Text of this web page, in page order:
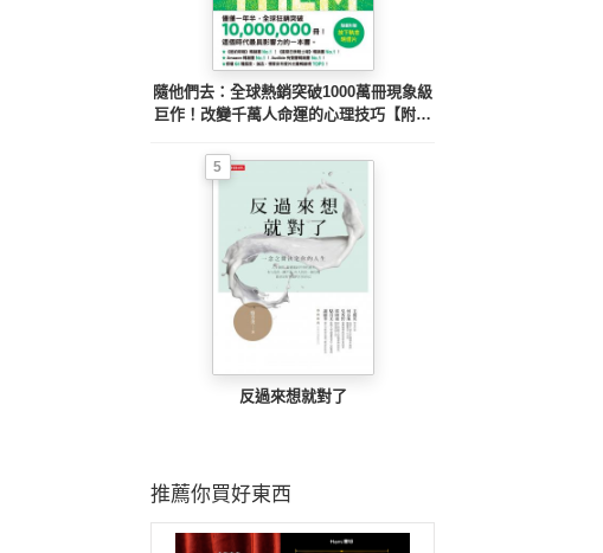
隨他們去：全球熱銷突破1000萬冊現象級
巨作！改變千萬人命運的心理技巧【附放
5
反過來想就對了
推薦你買好東西